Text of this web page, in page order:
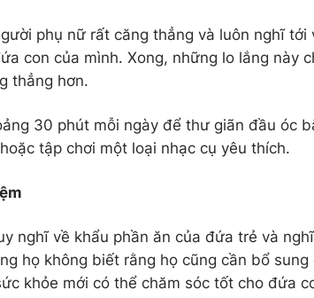
phụ nữ rất căng thẳng và luôn nghĩ tới
con của mình. Xong, những lo lắng này
thẳng hơn.
30 phút mỗi ngày để thư giãn đầu óc
tập chơi một loại nhạc cụ yêu thích.
nghĩ về khẩu phần ăn của đứa trẻ và
họ không biết rằng họ cũng cần bổ sung
khỏe mới có thể chăm sóc tốt cho đứa